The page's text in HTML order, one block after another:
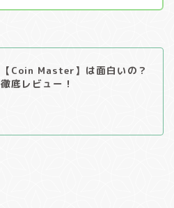
【Coin Master】は面白いの？
徹底レビュー！